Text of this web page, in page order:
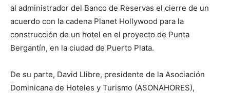
al administrador del Banco de Reservas el cierre de un
acuerdo con la cadena Planet Hollywood para la
construcción de un hotel en el proyecto de Punta
Bergantín, en la ciudad de Puerto Plata.
De su parte, David Llibre, presidente de la Asociación
Dominicana de Hoteles y Turismo (ASONAHORES),